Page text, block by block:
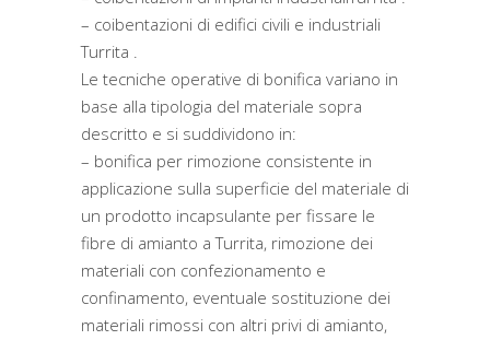
– coibentazioni di edifici civili e industriali
Turrita .
Le tecniche operative di bonifica variano in
base alla tipologia del materiale sopra
descritto e si suddividono in:
– bonifica per rimozione consistente in
applicazione sulla superficie del materiale di
un prodotto incapsulante per fissare le
fibre di amianto a Turrita, rimozione dei
materiali con confezionamento e
confinamento, eventuale sostituzione dei
materiali rimossi con altri privi di amianto,